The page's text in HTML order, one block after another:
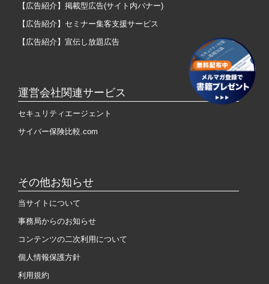
【広告紹介】掲載型広告(サイト内バナー)
【広告紹介】セミナー集客支援サービス
【広告紹介】宣伝し放題広告
運営会社関連サービス
セキュリティエージェント
サイバー保険比較.com
その他お知らせ
当サイトについて
事務局からのお知らせ
コンテンツの二次利用について
個人情報保護方針
利用規約